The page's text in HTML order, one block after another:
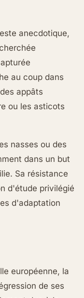
anecdotique,
au coup dans
appâts
ou les asticots
nasses ou des
dans un but
Sa résistance
d'étude privilégié
d'adaptation
européenne, la
de ses